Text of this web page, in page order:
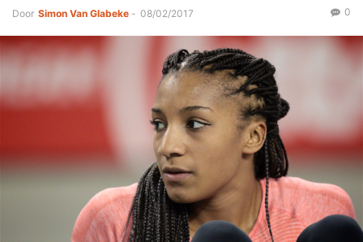
Door Simon Van Glabeke - 08/02/2017 0